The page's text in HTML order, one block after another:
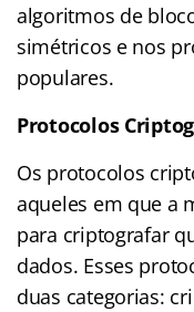
algoritmos de
simétricos e nos
populares.
Protocolos
Os protocolos
aqueles em que a
para criptografar
dados. Esses
duas categorias: